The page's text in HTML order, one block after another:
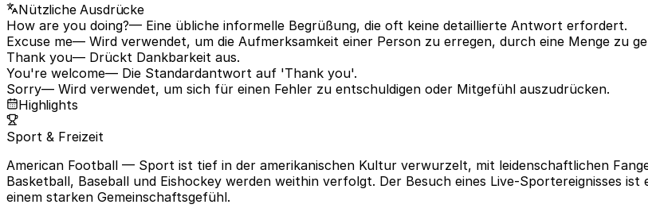
Nützliche Ausdrücke
How are you doing?— Eine übliche informelle Begrüßung, die oft keine detaillierte Antwort erfordert.
Excuse me— Wird verwendet, um die Aufmerksamkeit einer Person zu erregen, durch eine Menge zu
Thank you— Drückt Dankbarkeit aus.
You're welcome— Die Standardantwort auf 'Thank you'.
Sorry— Wird verwendet, um sich für einen Fehler zu entschuldigen oder Mitgefühl auszudrücken.
Highlights
Sport & Freizeit
American Football — Sport ist tief in der amerikanischen Kultur verwurzelt, mit leidenschaftlichen
Basketball, Baseball und Eishockey werden weithin verfolgt. Der Besuch eines Live-Sportereignisses
einem starken Gemeinschaftsgefühl.